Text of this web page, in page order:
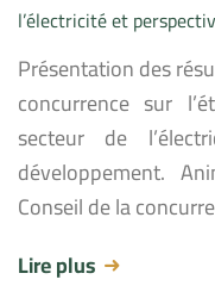
l’électricité et
Présentation des
concurrence sur
secteur de
développement.
Conseil de la
Lire plus